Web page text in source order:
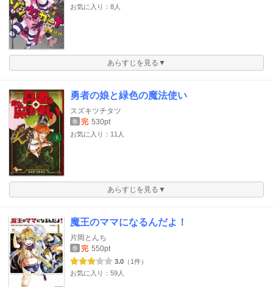
お気に入り：8人
あらすじを見る▼
勇者の娘と緑色の魔法使い
スズキツチタツ
巻 完 530pt
お気に入り：11人
あらすじを見る▼
魔王のママになるんだよ！
片岡とんち
巻 完 550pt
3.0 （1件）
お気に入り：59人